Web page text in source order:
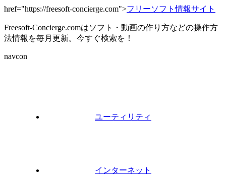
href="https://freesoft-concierge.com">フリーソフト情報サイト
Freesoft-Concierge.comはソフト・動画の作り方などの操作方
法情報を毎月更新。今すぐ検索を！
navcon
ユーティリティ
インターネット